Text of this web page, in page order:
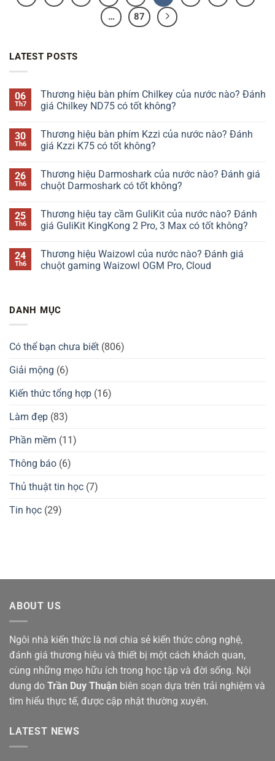
tìm kiếm trên mạng, […]
…
87
LATEST POSTS
06
Th7
Thương hiệu bàn phím Chilkey của nước nào? Đánh
giá Chilkey ND75 có tốt không?
bình
luận
ở
bàn
phím
Chilkey
nào?
Đánh
giá
có
tốt
không?
30
Th6
Thương hiệu bàn phím Kzzi của nước nào? Đánh
giá Kzzi K75 có tốt không?
bình
luận
ở
bàn
phím
Kzzi
nào?
Đánh
giá
không?
26
Th6
Thương hiệu Darmoshark của nước nào? Đánh giá
chuột Darmoshark có tốt không?
bình
luận
ở
Darmoshark
của
nước
Darmoshark
25
Th6
Thương hiệu tay cầm GuliKit của nước nào? Đánh
giá GuliKit KingKong 2 Pro, 3 Max có tốt không?
bình
luận
ở
GuliKit
Đánh
giá
KingKong
2
3
Max
tốt
không?
24
Th6
Thương hiệu Waizowl của nước nào? Đánh giá
chuột gaming Waizowl OGM Pro, Cloud
ở
Thương
của
nước
Đánh
giá
gaming
Waizowl
Pro,
Cloud
DANH MỤC
Có thể bạn chưa biết (806)
Giải mộng (6)
Kiến thức tổng hợp (16)
Làm đẹp (83)
Phần mềm (11)
Thông báo (6)
Thủ thuật tin học (7)
Tin học (29)
ABOUT US
Ngôi nhà kiến thức là nơi chia sẻ kiến thức công nghệ,
đánh giá thương hiệu và thiết bị một cách khách quan,
cùng những mẹo hữu ích trong học tập và đời sống. Nội
dung do Trần Duy Thuận biên soạn dựa trên trải nghiệm và
tìm hiểu thực tế, được cập nhật thường xuyên.
LATEST NEWS